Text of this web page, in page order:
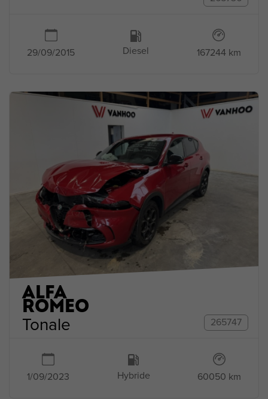
29/09/2015 Diesel 167244 km
ALFA
ROMEO
Tonale 265747
1/09/2023 Hybride 60050 km